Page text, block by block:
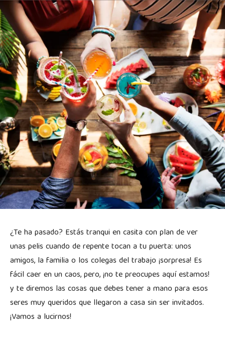
¿Te ha pasado? Estás tranqui en casita con plan de ver
unas pelis cuando de repente tocan a tu puerta: unos
amigos, la familia o los colegas del trabajo ¡sorpresa! Es
fácil caer en un caos, pero, ¡no te preocupes aquí estamos!
y te diremos las cosas que debes tener a mano para esos
seres muy queridos que llegaron a casa sin ser invitados.
¡Vamos a lucirnos!